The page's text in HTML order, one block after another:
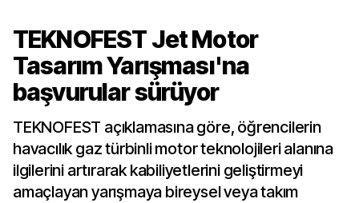
TEKNOFEST Jet Motor
Tasarım Yarışması'na
başvurular sürüyor
TEKNOFEST açıklamasına göre, öğrencilerin
havacılık gaz türbinli motor teknolojileri alanına
ilgilerini artırarak kabiliyetlerini geliştirmeyi
amaçlayan yarışmaya bireysel veya takım